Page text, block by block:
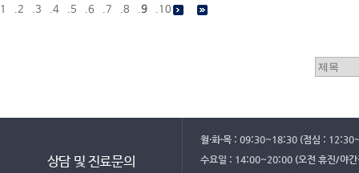
1 .2 .3 .4 .5 .6 .7 .8 .9 .10
상담 및 진료문의
월·화·목 : 09:30~18:30 (점심 :
수요일 : 14:00~20:00 (오전 휴진/야간